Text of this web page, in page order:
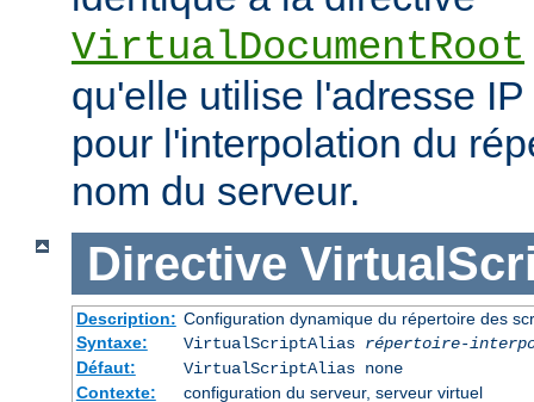
VirtualDocumentRoot
qu'elle utilise l'adresse
pour l'interpolation du
nom du serveur.
Directive
Description: Configuration dynamique du répertoire des
Syntaxe:
VirtualScriptAlias répertoire-
Défaut:
VirtualScriptAlias none
Contexte:
configuration du serveur, serveur virtuel